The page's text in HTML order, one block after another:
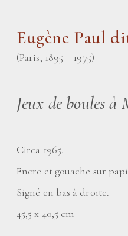
Eugène Paul
(Paris, 1895 – 1975)
Jeux de boules
Circa 1965.
Encre et gouache sur
Signé en bas à droite.
45,5 x 40,5 cm